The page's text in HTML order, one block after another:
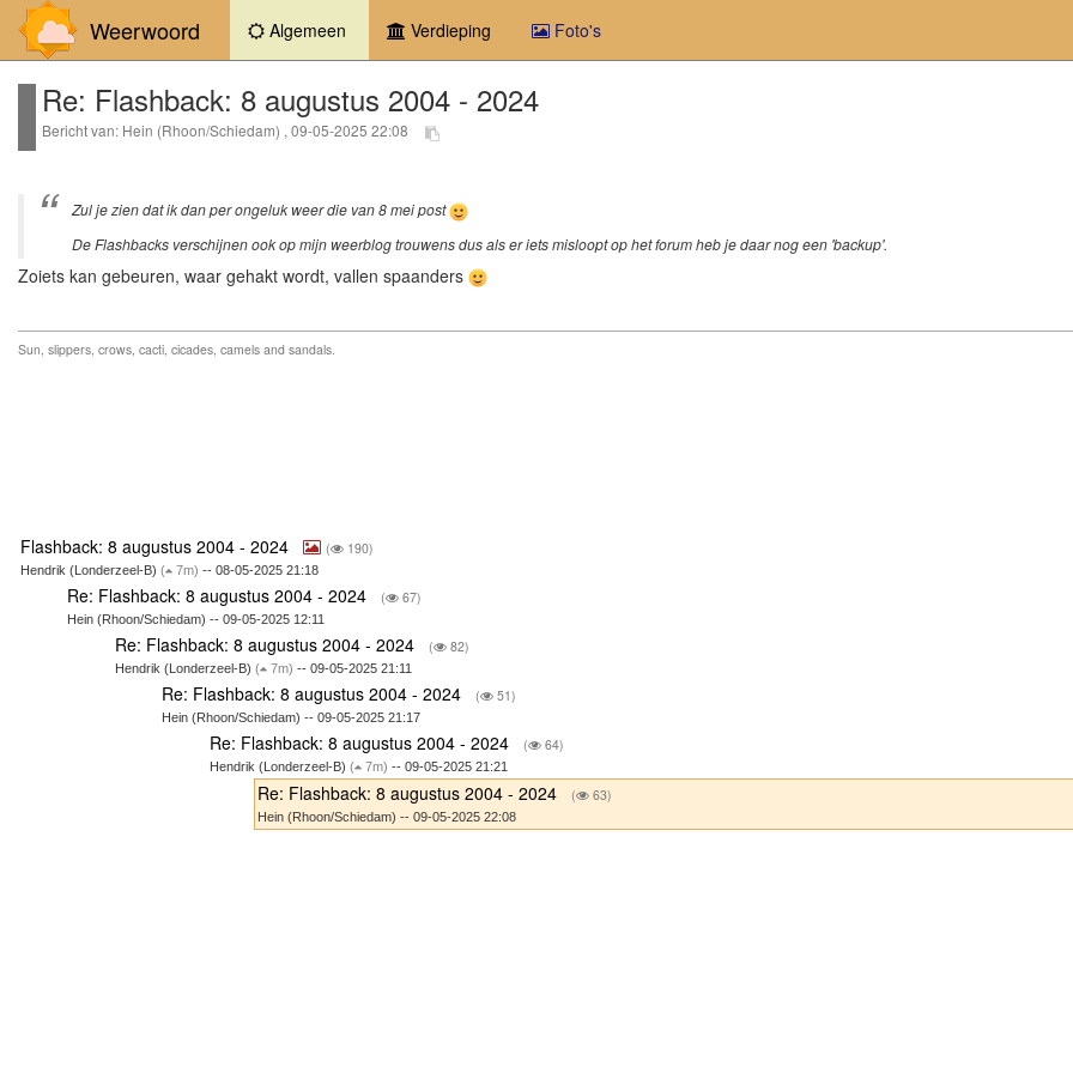
Weerwoord Algemeen (current)Verdieping Foto's
Re: Flashback: 8 augustus 2004 - 2024
Bericht van: Hein (Rhoon/Schiedam) , 09-05-2025 22:08
Zul je zien dat ik dan per ongeluk weer die van 8 mei post
De Flashbacks verschijnen ook op mijn weerblog trouwens dus als er iets misloopt op het forum heb je daar nog een 'backup'.
Zoiets kan gebeuren, waar gehakt wordt, vallen spaanders
Sun, slippers, crows, cacti, cicades, camels and sandals.
Flashback: 8 augustus 2004 - 2024 ( 190)
Hendrik (Londerzeel-B) ( 7m) -- 08-05-2025 21:18
Re: Flashback: 8 augustus 2004 - 2024 ( 67)
Hein (Rhoon/Schiedam) -- 09-05-2025 12:11
Re: Flashback: 8 augustus 2004 - 2024 ( 82)
Hendrik (Londerzeel-B) ( 7m) -- 09-05-2025 21:11
Re: Flashback: 8 augustus 2004 - 2024 ( 51)
Hein (Rhoon/Schiedam) -- 09-05-2025 21:17
Re: Flashback: 8 augustus 2004 - 2024 ( 64)
Hendrik (Londerzeel-B) ( 7m) -- 09-05-2025 21:21
Re: Flashback: 8 augustus 2004 - 2024 ( 63)
Hein (Rhoon/Schiedam) -- 09-05-2025 22:08